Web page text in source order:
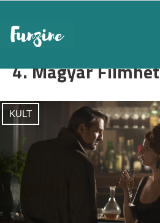
4. Magyar Filmhét
KULT